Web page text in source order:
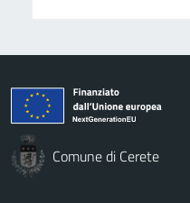
Comune di Cerete